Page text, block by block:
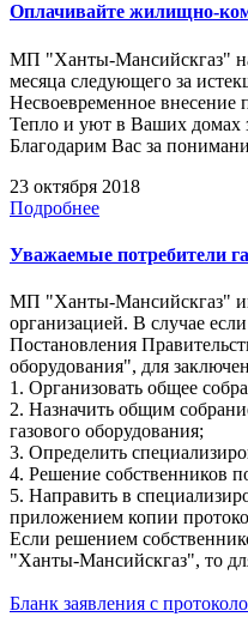
Оплачивайте жилищно-
МП "Ханты-Мансийскгаз"
месяца следующего за
Несвоевременное
Тепло и уют в Ваших домах
Благодарим Вас за
23 октября 2018
Подробнее
Уважаемые потребители
МП "Ханты-Мансийскгаз"
организацией. В случае
Постановления
оборудования", для
1. Организовать общее
2. Назначить общим
газового оборудования;
3. Определить
4. Решение собственников
5. Направить в
приложением копии
Если решением
"Ханты-Мансийскгаз", то
Бланк заявления с